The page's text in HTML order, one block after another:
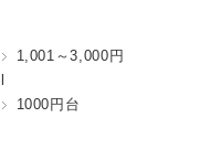
1,001～3,000円
1000円台